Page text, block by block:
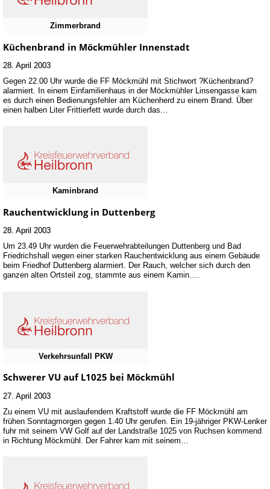
Zimmerbrand
Küchenbrand in Möckmühler Innenstadt
28. April 2003
Gegen 22.00 Uhr wurde die FF Möckmühl mit Stichwort ?Küchenbrand?
alarmiert. In einem Einfamilienhaus in der Möckmühler Linsengasse kam
es durch einen Bedienungsfehler am Küchenherd zu einem Brand. Über
einen halben Liter Frittierfett wurde durch das…
Kaminbrand
Rauchentwicklung in Duttenberg
28. April 2003
Um 23.49 Uhr wurden die Feuerwehrabteilungen Duttenberg und Bad
Friedrichshall wegen einer starken Rauchentwicklung aus einem Gebäude
beim Friedhof Duttenberg alarmiert. Der Rauch, welcher sich durch den
ganzen alten Ortsteil zog, stammte aus einem Kamin….
Verkehrsunfall PKW
Schwerer VU auf L1025 bei Möckmühl
27. April 2003
Zu einem VU mit auslaufendem Kraftstoff wurde die FF Möckmühl am
frühen Sonntagmorgen gegen 1.40 Uhr gerufen. Ein 19-jähriger PKW-Lenker
fuhr mit seinem VW Golf auf der Landstraße 1025 von Ruchsen kommend
in Richtung Möckmühl. Der Fahrer kam mit seinem…